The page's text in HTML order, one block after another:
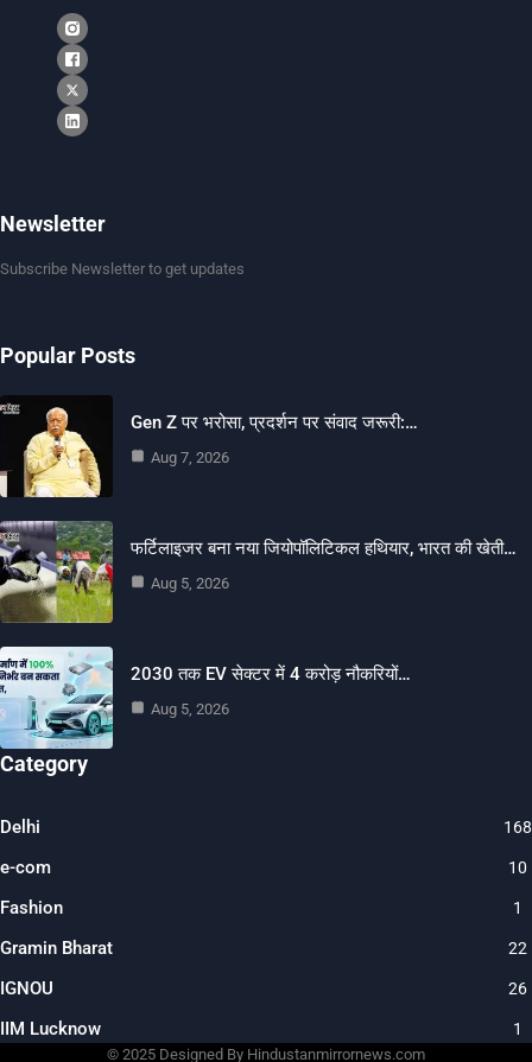
Newsletter
Subscribe Newsletter to get updates
Popular Posts
Gen Z पर भरोसा, प्रदर्शन पर संवाद जरूरी:…
Aug 7, 2026
फर्टिलाइजर बना नया जियोपॉलिटिकल हथियार, भारत की खेती…
Aug 5, 2026
2030 तक EV सेक्टर में 4 करोड़ नौकरियों…
Aug 5, 2026
Category
Delhi
e-com 10
Fashion 1
Gramin Bharat 22
IGNOU 26
IIM Lucknow 1
© 2025 Designed By Hindustanmirrornews.com